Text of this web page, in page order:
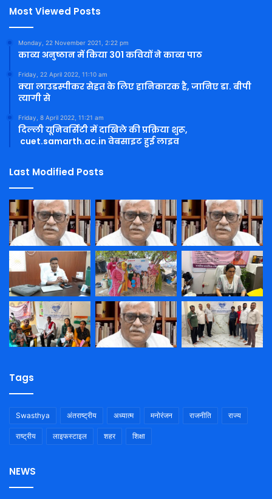
Most Viewed Posts
Monday, 22 November 2021, 2:22 pm
काव्य अनुष्ठान में किया 301 कवियों ने काव्य पाठ
Friday, 22 April 2022, 11:10 am
क्या लाउडस्पीकर सेहत के लिए हानिकारक है, जानिए डा. बीपी
त्यागी से
Friday, 8 April 2022, 11:21 am
दिल्ली यूनिवर्सिटी में दाखिले की प्रक्रिया शुरू,
cuet.samarth.ac.in वेबसाइट हुई लाइव
Last Modified Posts
Tags
Swasthya अंतराष्ट्रीय अध्यात्म मनोरंजन राजनीति राज्य
राष्ट्रीय लाइफस्टाइल शहर शिक्षा
NEWS